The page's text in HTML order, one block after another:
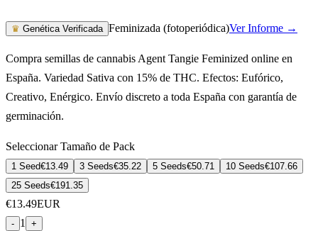
♛ Genética Verificada Feminizada (fotoperiódica)Ver Informe →
Compra semillas de cannabis Agent Tangie Feminized online en
España. Variedad Sativa con 15% de THC. Efectos: Eufórico,
Creativo, Enérgico. Envío discreto a toda España con garantía de
germinación.
Seleccionar Tamaño de Pack
1 Seed€13.49 3 Seeds€35.22 5 Seeds€50.71 10 Seeds€107.66
25 Seeds€191.35
€13.49EUR
- 1 +